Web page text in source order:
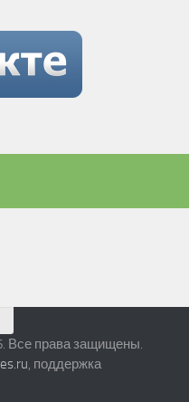
Все права защищены.
, поддержка